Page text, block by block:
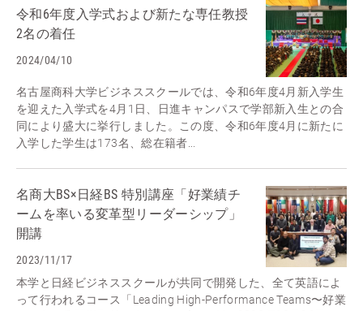
令和6年度入学式および新たな専任教授
2名の着任
2024/04/10
名古屋商科大学ビジネススクールでは、令和6年度4月新入学生
を迎えた入学式を4月1日、日進キャンパスで学部新入生との合
同により盛大に挙行しました。この度、令和6年度4月に新たに
入学した学生は173名、総在籍者...
名商大BS×日経BS 特別講座「好業績チ
ームを率いる変革型リーダーシップ」
開講
2023/11/17
本学と日経ビジネススクールが共同で開発した、全て英語によ
って行われるコース「Leading High-Performance Teams〜好業